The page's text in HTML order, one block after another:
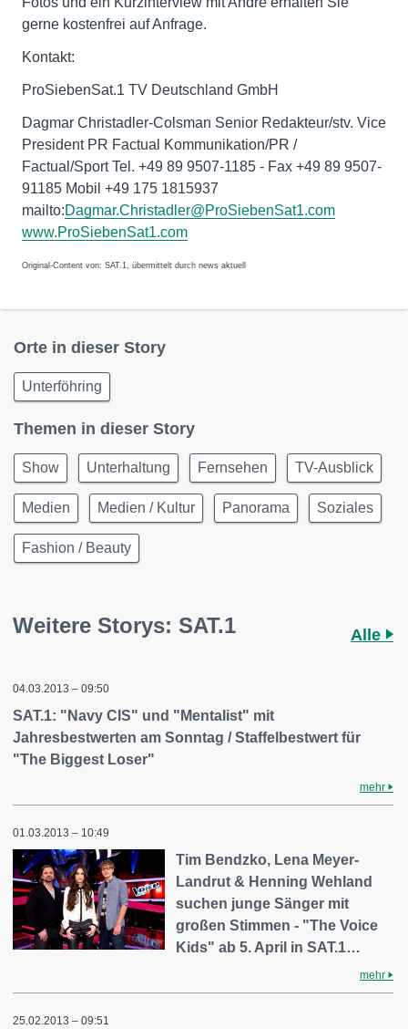
gerne kostenfrei auf Anfrage.
Kontakt:
ProSiebenSat.1 TV Deutschland GmbH
Dagmar Christadler-Colsman Senior Redakteur/stv. Vice
President PR Factual Kommunikation/PR /
Factual/Sport Tel. +49 89 9507-1185 - Fax +49 89 9507-
91185 Mobil +49 175 1815937
mailto:Dagmar.Christadler@ProSiebenSat1.com
www.ProSiebenSat1.com
Original-Content von: SAT.1, übermittelt durch news aktuell
Orte in dieser Story
Unterföhring
Themen in dieser Story
Show Unterhaltung Fernsehen TV-Ausblick
Medien Medien / Kultur Panorama Soziales
Fashion / Beauty
Weitere Storys: SAT.1 Alle
04.03.2013 – 09:50
SAT.1: "Navy CIS" und "Mentalist" mit
Jahresbestwerten am Sonntag / Staffelbestwert für
"The Biggest Loser"
mehr
01.03.2013 – 10:49
Tim Bendzko, Lena Meyer-
Landrut & Henning Wehland
suchen junge Sänger mit
großen Stimmen - "The Voice
Kids" ab 5. April in SAT.1…
mehr
25.02.2013 – 09:51